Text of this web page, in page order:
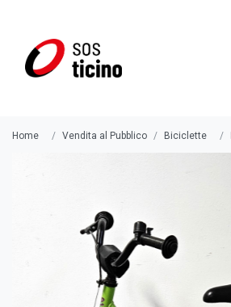
Home Vendita al Pubblico Biciclette